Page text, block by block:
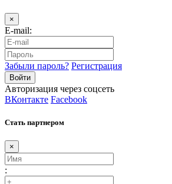
×
E-mail:
Забыли пароль? Регистрация
Авторизация через соцсеть
ВКонтакте Facebook
Стать партнером
×
: